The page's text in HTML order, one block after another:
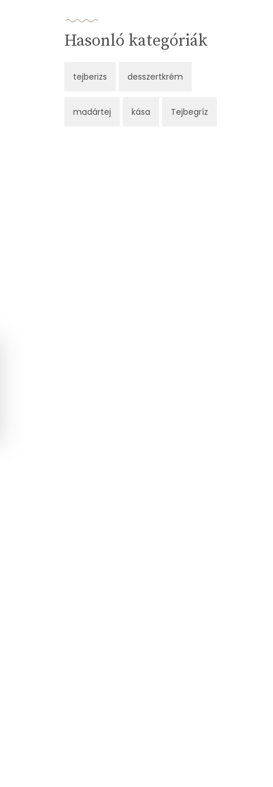
Hasonló kategóriák
tejberizs desszertkrém
madártej kása Tejbegríz